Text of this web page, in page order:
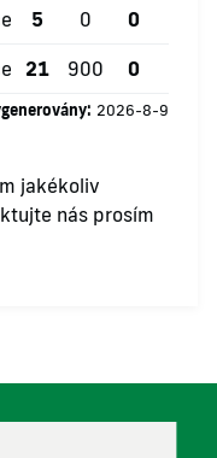
5 0 0
21 900 0
2026-8-9
jakékoliv
nás prosím